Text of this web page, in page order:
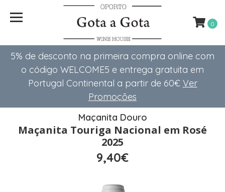
5% de desconto na primeira compra online com
o código WELCOME5 e entrega gratuita em
Portugal Continental a partir de 60€ Ver
Promoções
0
Maçanita Douro
Maçanita Touriga Nacional em Rosé
2025
9,40€